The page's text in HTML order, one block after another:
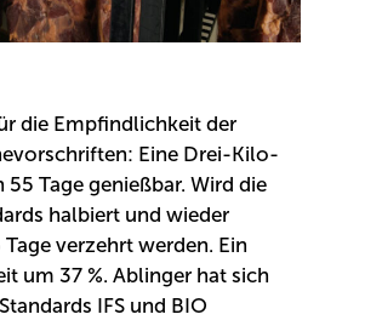
die Empfindlichkeit der
Eine Drei-Kilo-
Tage genießbar. Wird die
halbiert und wieder
verzehrt werden. Ein
um 37 %. Ablinger hat sich
IFS und BIO